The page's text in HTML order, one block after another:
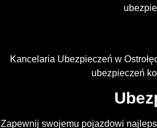
Kancelaria Ubezpieczeń w
ubezpieczeń
Zapewnij swojemu pojazdowi